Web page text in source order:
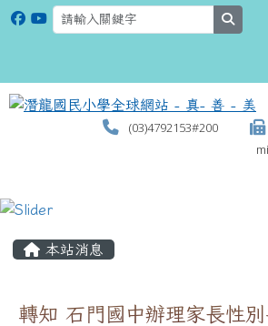
(03)4792153#200
本站消息
轉知 石門國中辦理家長性